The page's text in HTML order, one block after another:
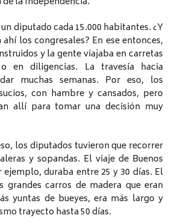
diputado cada 15.000 habitantes. ¿Y
los congresales? En ese entonces,
y la gente viajaba en carretas
en diligencias. La travesía hacia
muchas semanas. Por eso, los
con hambre y cansados, pero
allí para tomar una decisión muy
los diputados tuvieron que recorrer
y sopandas. El viaje de Buenos
duraba entre 25 y 30 días. El
grandes carros de madera que eran
yuntas de bueyes, era más largo y
trayecto hasta 50 días.